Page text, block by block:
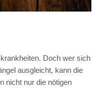
Doch wer sich
ausgleicht, kann die
nicht nur die nötigen